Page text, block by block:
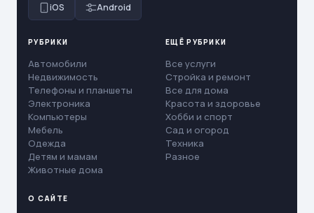
iOS Android
РУБРИКИ
Автомобили
Недвижимость
Телефоны и планшеты
Электроника
Компьютеры
Мебель
Одежда
Детям и мамам
Животные дома
ЕЩЁ РУБРИКИ
Все услуги
Стройка и ремонт
Все для дома
Красота и здоровье
Хобби и спорт
Сад и огород
Техника
Разное
О САЙТЕ